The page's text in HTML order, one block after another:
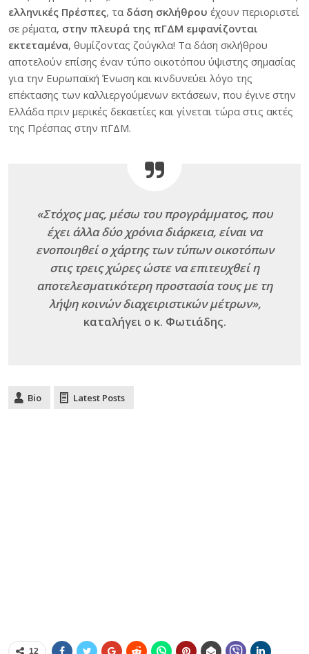
ελληνικές Πρέσπες, τα δάση σκλήθρου έχουν περιοριστεί
σε ρέματα, στην πλευρά της πΓΔΜ εμφανίζονται
εκτεταμένα, θυμίζοντας ζούγκλα! Τα δάση σκλήθρου
αποτελούν επίσης έναν τύπο οικοτόπου ύψιστης σημασίας
για την Ευρωπαϊκή Ένωση και κινδυνεύει λόγο της
επέκτασης των καλλιεργούμενων εκτάσεων, που έγινε στην
Ελλάδα πριν μερικές δεκαετίες και γίνεται τώρα στις ακτές
της Πρέσπας στην πΓΔΜ.
«Στόχος μας, μέσω του προγράμματος, που
έχει άλλα δύο χρόνια διάρκεια, είναι να
ενοποιηθεί ο χάρτης των τύπων οικοτόπων
στις τρεις χώρες ώστε να επιτευχθεί η
αποτελεσματικότερη προστασία τους με τη
λήψη κοινών διαχειριστικών μέτρων»,
καταλήγει ο κ. Φωτιάδης.
Bio Latest Posts
12